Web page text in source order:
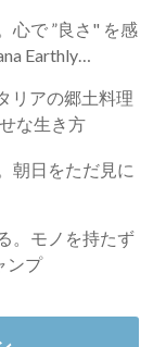
心で ”良さ" を感
Earthly
リアの郷土料理
な生き方
朝日をただ見に
。モノを持たず
ンプ